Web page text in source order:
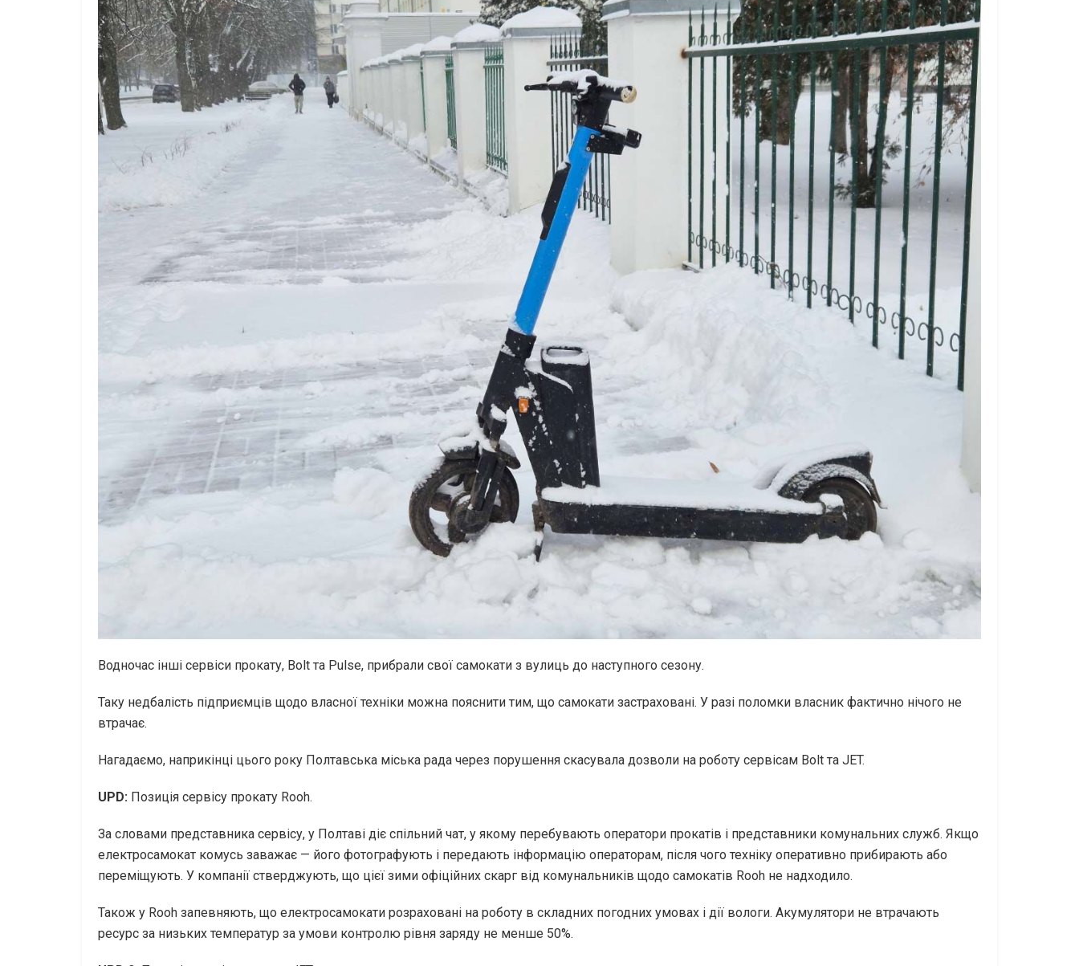
Водночас інші сервіси прокату, Bolt та Pulse, прибрали свої самокати з вулиць до наступного сезону.
Таку недбалість підприємців щодо власної техніки можна пояснити тим, що самокати застраховані. У разі поломки власник фактично нічого не
втрачає.
Нагадаємо, наприкінці цього року Полтавська міська рада через порушення скасувала дозволи на роботу сервісам Bolt та JET.
UPD: Позиція сервісу прокату Rooh.
За словами представника сервісу, у Полтаві діє спільний чат, у якому перебувають оператори прокатів і представники комунальних служб. Якщо
електросамокат комусь заважає — його фотографують і передають інформацію операторам, після чого техніку оперативно прибирають або
переміщують. У компанії стверджують, що цієї зими офіційних скарг від комунальників щодо самокатів Rooh не надходило.
Також у Rooh запевняють, що електросамокати розраховані на роботу в складних погодних умовах і дії вологи. Акумулятори не втрачають
ресурс за низьких температур за умови контролю рівня заряду не менше 50%.